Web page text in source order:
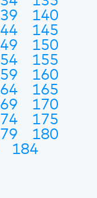
140
145
150
155
160
165
170
175
180
184